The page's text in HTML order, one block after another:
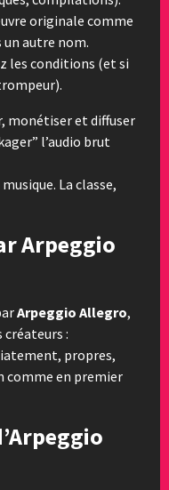
originale comme
un autre nom.
les conditions (et si
monétiser et diffuser
l’audio brut
La classe,
Arpeggio
Arpeggio Allegro,
créateurs :
propres,
comme en premier